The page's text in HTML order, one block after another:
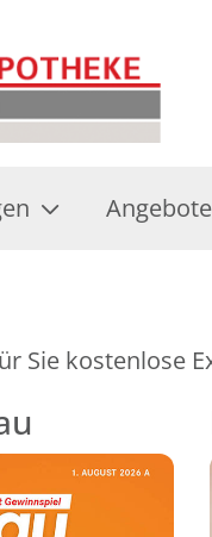
Angebote
Sie kostenlose